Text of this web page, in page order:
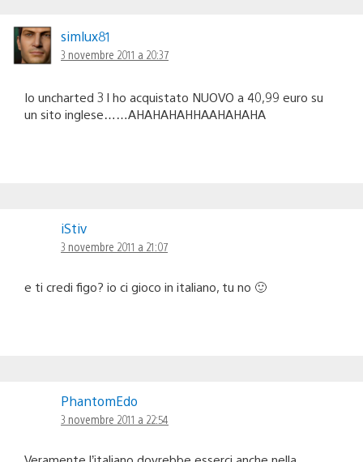
simlux81
3 novembre 2011 a 20:37
Io uncharted 3 l ho acquistato NUOVO a 40,99 euro su
un sito inglese……AHAHAHAHHAAHAHAHA
iStiv
3 novembre 2011 a 21:07
e ti credi figo? io ci gioco in italiano, tu no 🙂
PhantomEdo
3 novembre 2011 a 22:54